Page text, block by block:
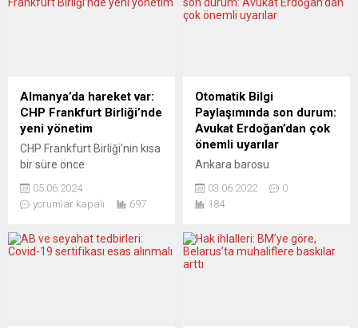
Almanya’da hareket var:
CHP Frankfurt Birliği’nde
yeni yönetim
CHP Frankfurt Birliği’nin kısa
bir süre önce
kurulunda seçilen yeni
yönetimin tanışma
dönem faaliyetlerinin
05.06.2024
yorumlar kapalı
697
Otomatik Bilgi
Paylaşımında son durum:
Avukat Erdoğan’dan çok
önemli uyarılar
Ankara barosu
otomatik bilgi değişimindeki
son gelişmelerle ilgili çok
Adres değişikliğinin etkisi
bulunmadığını kaydeden
03.06.2022
0
184